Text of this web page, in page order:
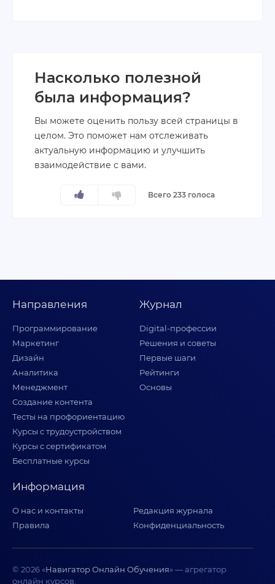
Насколько полезной
была информация?
Вы можете оценить пользу всей страницы в
целом. Это поможет нам отслеживать
актуальную информацию и улучшить
взаимодействие с вами.
Всего 233 голоса
Направления
Программирование
Маркетинг
Дизайн
Аналитика
Менеджмент
Создание контента
Тесты на профориентацию
Курсы с трудоустройством
Курсы с сертификатом
Бесплатные курсы
Журнал
Digital-профессии
Решения и советы
Первые шаги
Рейтинги
Основы
Информация
О нас и контакты
Редакция журнала
Правила
Конфиденциальность
© 2026 «Навигатор Онлайн Обучения» — агрегатор
онлайн курсов.